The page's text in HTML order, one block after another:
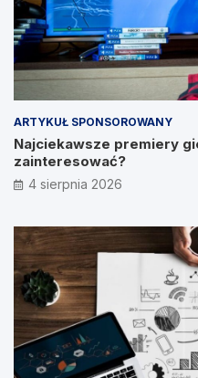
ARTYKUŁ SPONSOROWANY
Najciekawsze premiery
zainteresować?
4 sierpnia 2026